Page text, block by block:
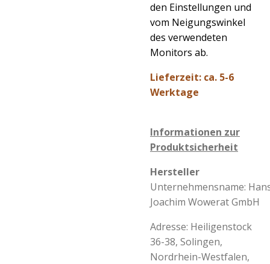
den Einstellungen und
vom Neigungswinkel
des verwendeten
Monitors ab.
Lieferzeit: ca. 5-6
Werktage
Informationen zur
Produktsicherheit
Hersteller
Unternehmensname:
Joachim Wowerat GmbH
Adresse: Heiligenstock
36-38, Solingen,
Nordrhein-Westfalen,